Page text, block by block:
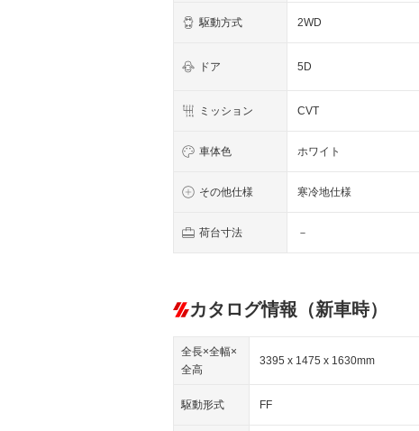
駆動方式 2WD
ドア 5D
ミッション CVT
車体色 ホワイト
その他仕様 寒冷地仕様
荷台寸法 －
カタログ情報（新車時）
全長×全幅×
全高
3395 x 1475 x 1630mm
駆動形式 FF